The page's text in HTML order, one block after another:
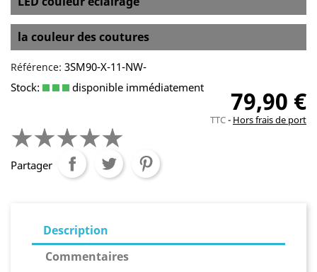
la couleur des coutures
Référence: 3SM90-X-11-NW-
Stock:
disponible immédiatement 79,90 €
TTC Hors frais de port
Partager
Description
Commentaires